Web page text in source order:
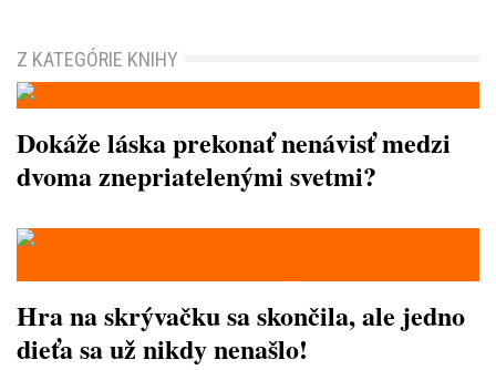
Z KATEGÓRIE KNIHY
Dokáže láska prekonať nenávisť medzi
dvoma znepriatelenými svetmi?
Hra na skrývačku sa skončila, ale jedno
dieťa sa už nikdy nenašlo!